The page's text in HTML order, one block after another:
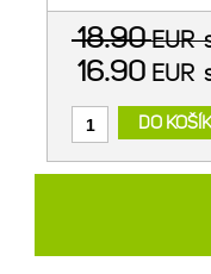
18.90EUR
16.90 EUR
DO